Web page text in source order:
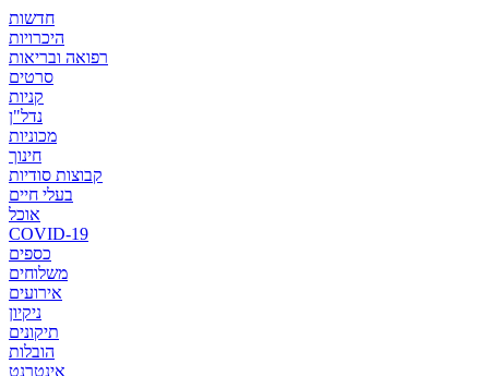
חדשות
היכרויות
רפואה ובריאות
סרטים
קניות
נדל"ן
מכוניות
חינוך
קבוצות סודיות
בעלי חיים
אוכל
COVID-19
כספים
משלוחים
אירועים
ניקיון
תיקונים
הובלות
אינטרנט